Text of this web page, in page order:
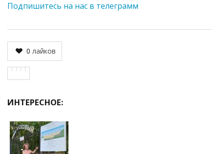
Подпишитесь на нас в телеграмм
0 лайков
ИНТЕРЕСНОЕ: